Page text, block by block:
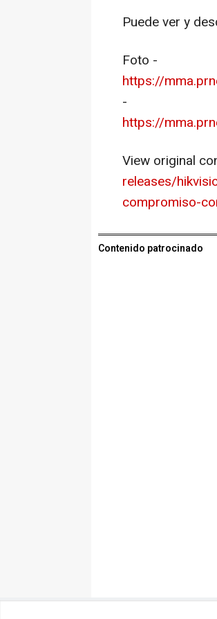
Puede ver y
Foto -
https://
-
https://
View original
releases/
compromiso-
Contenido patrocinado